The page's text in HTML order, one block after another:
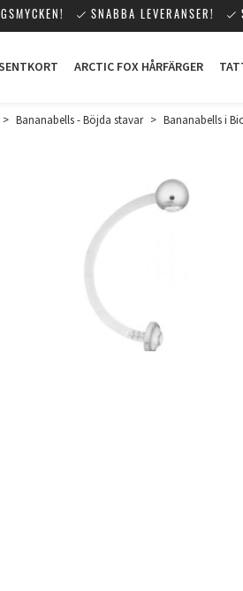
SNABBA LEVERANSER!
ARCTIC FOX HÅRFÄRGER
> Bananabells - Böjda stavar > Bananabells i